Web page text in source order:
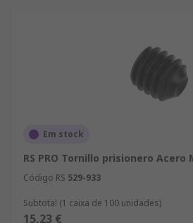
Em stock
RS PRO Tornillo prisionero Acero
Código RS 529-933
Subtotal (1 caixa de 100 unidades)
15,23 €